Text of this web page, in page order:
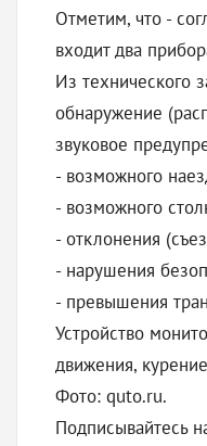
Отметим, что -
входит два
Из технического
обнаружение
звуковое
- возможного
- возможного
- отклонения
- нарушения
- превышения
Устройство
движения,
Фото: quto.ru.
Подписывайтесь